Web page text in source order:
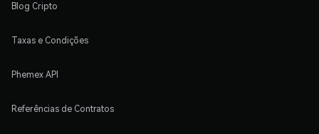
Blog Cripto
Taxas e Condições
Phemex API
Referências de Contratos